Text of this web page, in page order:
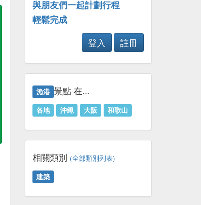
與朋友們一起計劃行程
輕鬆完成
登入
註冊
漁港 景點 在...
各地 沖繩 大阪 和歌山
相關類別 (全部類別列表)
建築